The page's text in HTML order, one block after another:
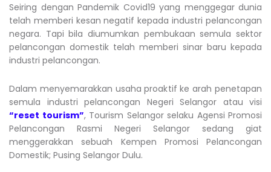
Seiring dengan Pandemik Covid19 yang menggegar dunia
telah memberi kesan negatif kepada industri pelancongan
negara. Tapi bila diumumkan pembukaan semula sektor
pelancongan domestik telah memberi sinar baru kepada
industri pelancongan.
Dalam menyemarakkan usaha proaktif ke arah penetapan
semula industri pelancongan Negeri Selangor atau visi
“reset tourism”, Tourism Selangor selaku Agensi Promosi
Pelancongan Rasmi Negeri Selangor sedang giat
menggerakkan sebuah Kempen Promosi Pelancongan
Domestik; Pusing Selangor Dulu.